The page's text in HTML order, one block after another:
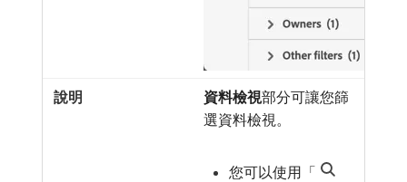
資料檢視​部分可讓您篩
選資料檢視。
您可以使用「